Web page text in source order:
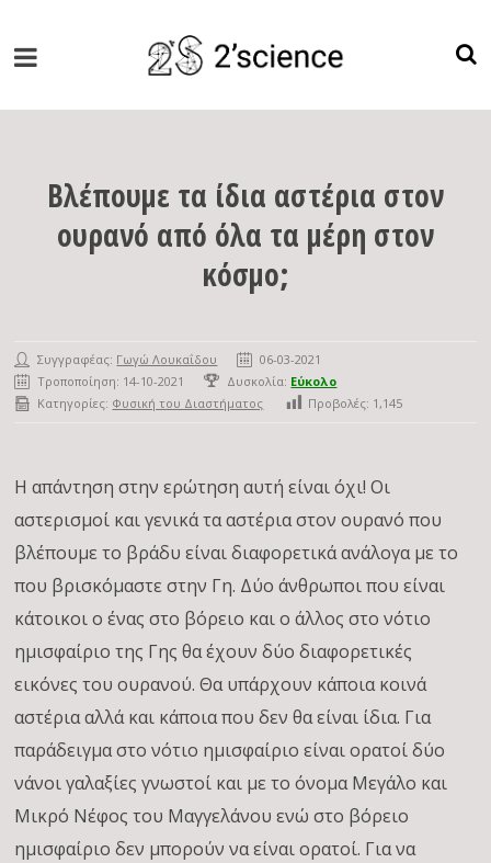
Βλέπουμε τα ίδια αστέρια στον
ουρανό από όλα τα μέρη στον
κόσμο;
Συγγραφέας: Γωγώ Λουκαΐδου
06-03-2021
Τροποποίηση: 14-10-2021
Δυσκολία: Εύκολο
Κατηγορίες: Φυσική του Διαστήματος Προβολές: 1,145
Η απάντηση στην ερώτηση αυτή είναι όχι! Οι
αστερισμοί και γενικά τα αστέρια στον ουρανό που
βλέπουμε το βράδυ είναι διαφορετικά ανάλογα με το
που βρισκόμαστε στην Γη. Δύο άνθρωποι που είναι
κάτοικοι ο ένας στο βόρειο και ο άλλος στο νότιο
ημισφαίριο της Γης θα έχουν δύο διαφορετικές
εικόνες του ουρανού. Θα υπάρχουν κάποια κοινά
αστέρια αλλά και κάποια που δεν θα είναι ίδια. Για
παράδειγμα στο νότιο ημισφαίριο είναι ορατοί δύο
νάνοι γαλαξίες γνωστοί και με το όνομα Μεγάλο και
Μικρό Νέφος του Μαγγελάνου ενώ στο βόρειο
ημισφαίριο δεν μπορούν να είναι ορατοί. Για να